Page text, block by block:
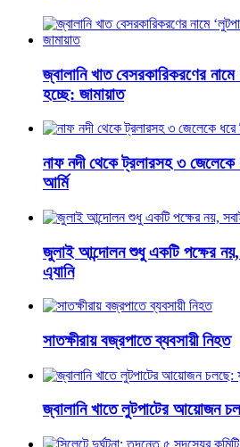
জ্বালানি খাত বেসরকারিকরণের নামে
হচ্ছে: জামায়াত
নাফ নদী থেকে ট্রলারসহ ৩ জেলেকে
আর্মি
জুলাই আন্দোলন শুধু একটি পক্ষের নয়,
এ্যানি
সাতক্ষীরায় বজ্রপাতে ব্যবসায়ী নিহত
জ্বালানি খাতে লুটপাটের আয়োজন